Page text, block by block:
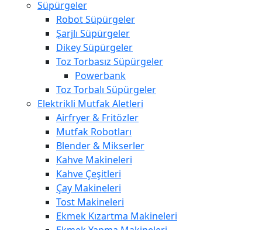
Süpürgeler
Robot Süpürgeler
Şarjlı Süpürgeler
Dikey Süpürgeler
Toz Torbasız Süpürgeler
Powerbank
Toz Torbalı Süpürgeler
Elektrikli Mutfak Aletleri
Airfryer & Fritözler
Mutfak Robotları
Blender & Mikserler
Kahve Makineleri
Kahve Çeşitleri
Çay Makineleri
Tost Makineleri
Ekmek Kızartma Makineleri